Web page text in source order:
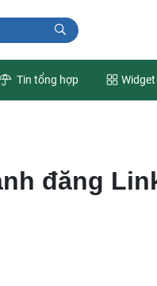
Tin tổng hợp Widget
đăng